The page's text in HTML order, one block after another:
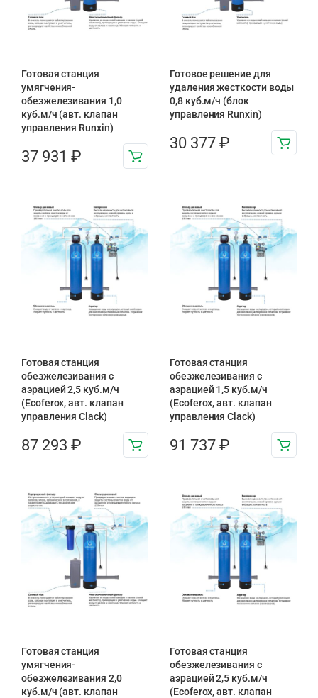
Готовая станция
умягчения-
обезжелезивания 1,0
куб.м/ч (авт. клапан
управления Runxin)
37 931 ₽
Готовое решение для
удаления жесткости воды
0,8 куб.м/ч (блок
управления Runxin)
30 377 ₽
Готовая станция
обезжелезивания c
аэрацией 2,5 куб.м/ч
(Ecoferox, авт. клапан
управления Clack)
87 293 ₽
Готовая станция
обезжелезивания c
аэрацией 1,5 куб.м/ч
(Ecoferox, авт. клапан
управления Clack)
91 737 ₽
Готовая станция
умягчения-
обезжелезивания 2,0
куб.м/ч (авт. клапан
Готовая станция
обезжелезивания c
аэрацией 2,5 куб.м/ч
(Ecoferox, авт. клапан